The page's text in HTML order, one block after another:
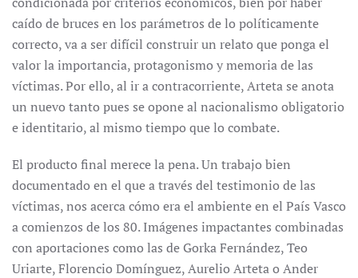
caído de bruces en los parámetros de lo políticamente
correcto, va a ser difícil construir un relato que ponga el
valor la importancia, protagonismo y memoria de las
víctimas. Por ello, al ir a contracorriente, Arteta se anota
un nuevo tanto pues se opone al nacionalismo obligatorio
e identitario, al mismo tiempo que lo combate.
El producto final merece la pena. Un trabajo bien
documentado en el que a través del testimonio de las
víctimas, nos acerca cómo era el ambiente en el País Vasco
a comienzos de los 80. Imágenes impactantes combinadas
con aportaciones como las de Gorka Fernández, Teo
Uriarte, Florencio Domínguez, Aurelio Arteta o Ander